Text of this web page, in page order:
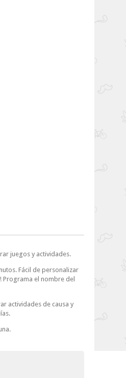
juegos y actividades.
Fácil de personalizar
Programa el nombre del
actividades de causa y